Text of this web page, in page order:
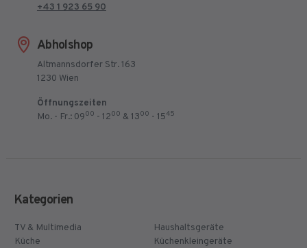
+43 1 923 65 90
Abholshop
Altmannsdorfer Str. 163
1230 Wien
Öffnungszeiten
Mo. - Fr.: 0900 - 1200 & 1300 - 1545
Kategorien
TV & Multimedia
Haushaltsgeräte
Küche
Küchenkleingeräte